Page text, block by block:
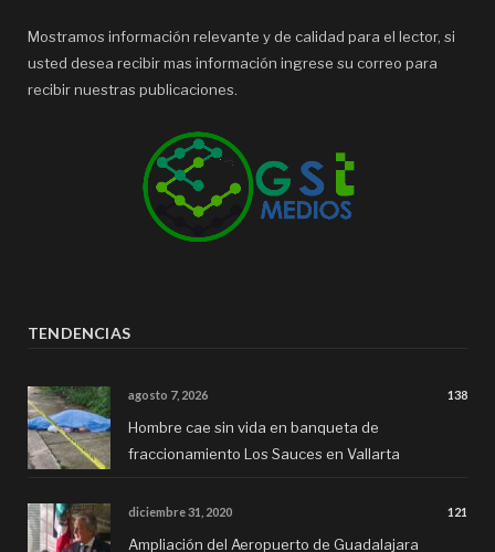
Mostramos información relevante y de calidad para el lector, si
usted desea recibir mas información ingrese su correo para
recibir nuestras publicaciones.
TENDENCIAS
agosto 7, 2026 138
Hombre cae sin vida en banqueta de
fraccionamiento Los Sauces en Vallarta
diciembre 31, 2020 121
Ampliación del Aeropuerto de Guadalajara